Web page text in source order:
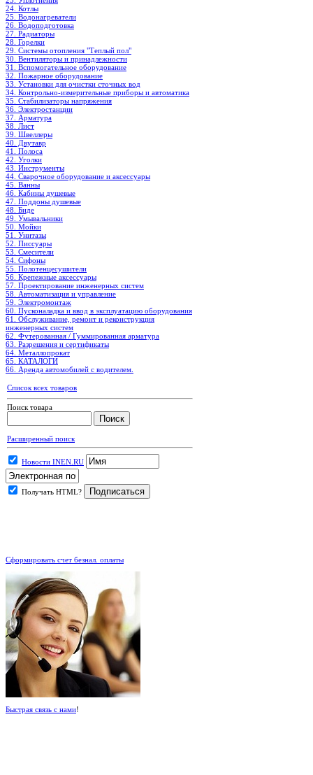
24. Котлы
25. Водонагреватели
26. Водоподготовка
27. Радиаторы
28. Горелки
29. Системы отопления "Теплый пол"
30. Вентиляторы и принадлежности
31. Вспомогательное оборудование
32. Пожарное оборудование
33. Установки для очистки сточных вод
34. Контрольно-измерительные приборы и автоматика
35. Стабилизаторы напряжения
36. Электростанции
37. Арматура
38. Лист
39. Швеллеры
40. Двутавр
41. Полоса
42. Уголки
43. Инструменты
44. Сварочное оборудование и аксессуары
45. Ванны
46. Кабины душевые
47. Поддоны душевые
48. Биде
49. Умывальники
50. Мойки
51. Унитазы
52. Писсуары
53. Смесители
54. Сифоны
55. Полотенцесушители
56. Крепежные аксессуары
57. Проектирование инженерных систем
58. Автоматизация и управление
59. Электромонтаж
60. Пусконаладка и ввод в эксплуатацию оборудования
61. Обслуживание, ремонт и реконструкция
инженерных систем
62. Футерованная / Гуммированная арматура
63. Разрешения и сертификаты
64. Металлопрокат
65. КАТАЛОГИ
66. Аренда автомобилей с водителем.
Список всех товаров
Поиск товара
Расширенный поиск
Новости INEN.RU
Получать HTML?
Сформировать счет безнал. оплаты
Быстрая связь с нами!